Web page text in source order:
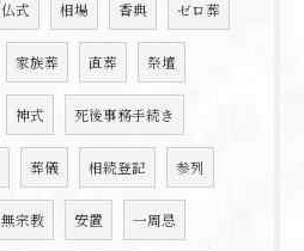
仏式 相場 香典 ゼロ葬
家族葬 直葬 祭壇
神式 死後事務手続き
葬儀 相続登記 参列
無宗教 安置 一周忌